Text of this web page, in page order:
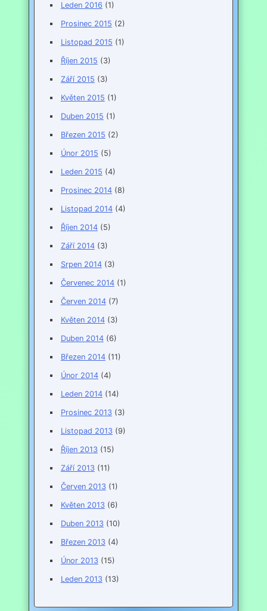
Leden 2016 (1)
Prosinec 2015 (2)
Listopad 2015 (1)
Říjen 2015 (3)
Září 2015 (3)
Květen 2015 (1)
Duben 2015 (1)
Březen 2015 (2)
Únor 2015 (5)
Leden 2015 (4)
Prosinec 2014(8)
Listopad 2014(4)
Říjen 2014(5)
Září 2014(3)
Srpen 2014(3)
Červenec 2014(1)
Červen 2014(7)
Květen 2014(3)
Duben 2014(6)
Březen 2014(11)
Únor 2014(4)
Leden 2014(14)
Prosinec 2013(3)
Listopad 2013(9)
Říjen 2013(15)
Září 2013(11)
Červen 2013(1)
Květen 2013(6)
Duben 2013(10)
Březen 2013(4)
Únor 2013(15)
Leden 2013(13)